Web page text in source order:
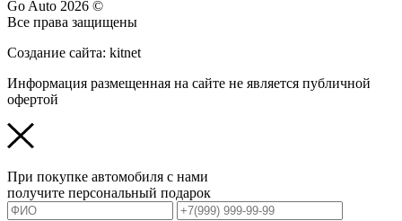
Go Auto 2026 ©
Все права защищены
Создание сайта: kitnet
Информация размещенная на сайте не является публичной
офертой
При покупке автомобиля с нами
получите персональный подарок